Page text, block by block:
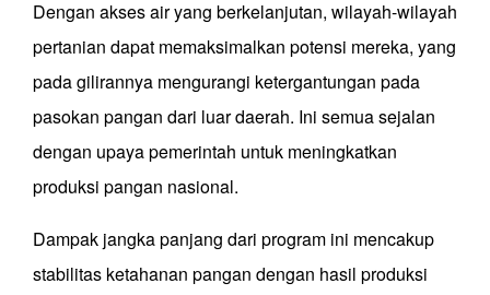
Dengan akses air yang berkelanjutan, wilayah-wilayah
pertanian dapat memaksimalkan potensi mereka, yang
pada gilirannya mengurangi ketergantungan pada
pasokan pangan dari luar daerah. Ini semua sejalan
dengan upaya pemerintah untuk meningkatkan
produksi pangan nasional.
Dampak jangka panjang dari program ini mencakup
stabilitas ketahanan pangan dengan hasil produksi